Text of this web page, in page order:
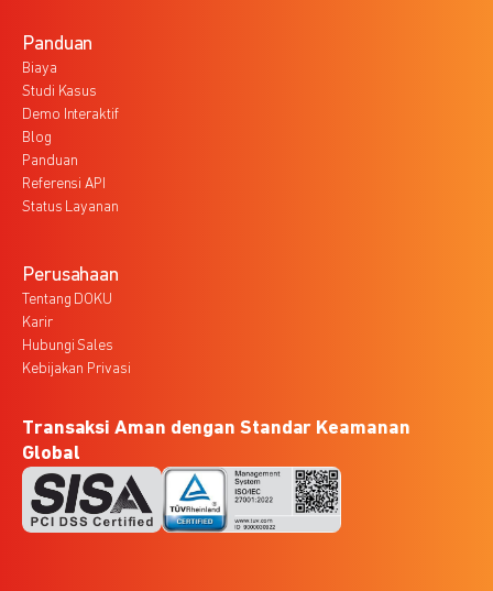
Panduan
Biaya
Studi Kasus
Demo Interaktif
Blog
Panduan
Referensi API
Status Layanan
Perusahaan
Tentang DOKU
Karir
Hubungi Sales
Kebijakan Privasi
Transaksi Aman dengan Standar Keamanan
Global